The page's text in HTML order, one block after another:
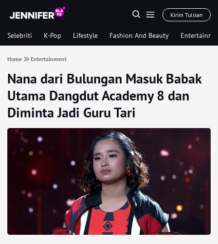
Kirim Tulisan
Selebriti K-Pop Lifestyle Fashion And Beauty
Home Entertainment
Nana dari Bulungan Masuk Babak
Utama Dangdut Academy 8 dan
Diminta Jadi Guru Tari